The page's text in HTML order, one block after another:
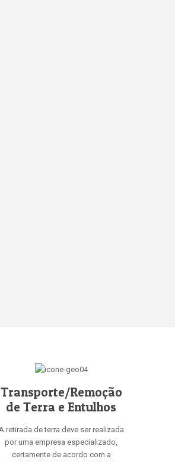
Transporte/Remoção
de Terra e Entulhos
retirada de terra deve ser realizada
por uma empresa especializado,
certamente de acordo com a